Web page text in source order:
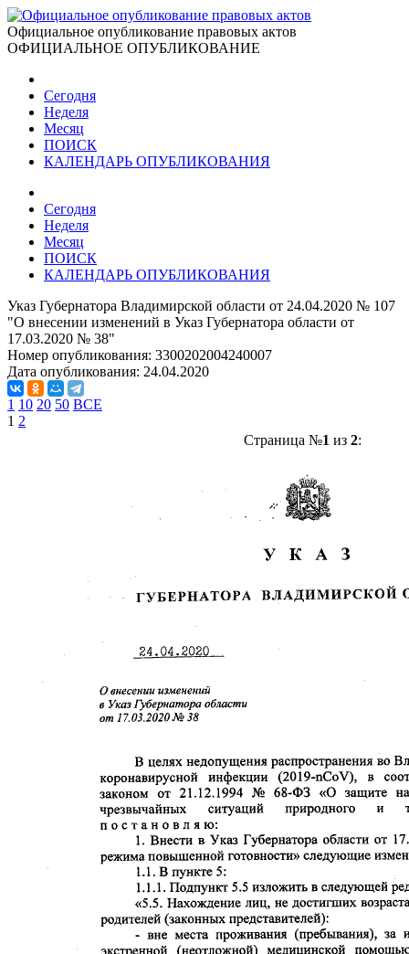
Официальное опубликование правовых актов
ОФИЦИАЛЬНОЕ ОПУБЛИКОВАНИЕ
Сегодня
Неделя
Месяц
ПОИСК
КАЛЕНДАРЬ ОПУБЛИКОВАНИЯ
Сегодня
Неделя
Месяц
ПОИСК
КАЛЕНДАРЬ ОПУБЛИКОВАНИЯ
Указ Губернатора Владимирской области от 24.04.2020 № 107
"О внесении изменений в Указ Губернатора области от
17.03.2020 № 38"
Номер опубликования: 3300202004240007
Дата опубликования: 24.04.2020
1 10 20 50 ВСЕ
1 2
Страница №1 из 2: